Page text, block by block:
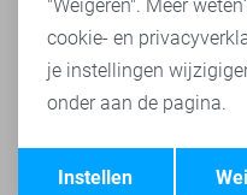
Terug
"Weigeren". Meer
cookie- en
je instellingen
onder aan de pagina.
Instellen